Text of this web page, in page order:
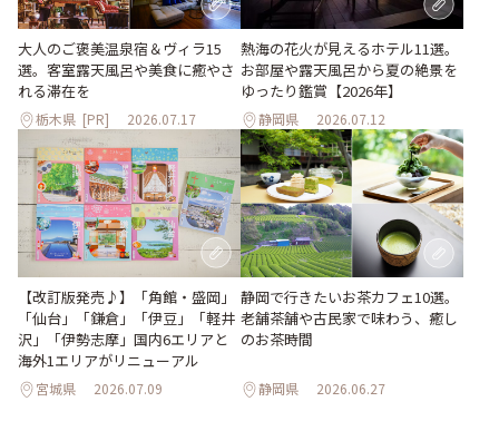
大人のご褒美温泉宿＆ヴィラ15
選。客室露天風呂や美食に癒やさ
れる滞在を
栃木県 [PR] 2026.07.17
熱海の花火が見えるホテル11選。
お部屋や露天風呂から夏の絶景を
ゆったり鑑賞【2026年】
静岡県 2026.07.12
【改訂版発売♪】「角館・盛岡」
「仙台」「鎌倉」「伊豆」「軽井
沢」「伊勢志摩」国内6エリアと
海外1エリアがリニューアル
宮城県 2026.07.09
静岡で行きたいお茶カフェ10選。
老舗茶舗や古民家で味わう、癒し
のお茶時間
静岡県 2026.06.27